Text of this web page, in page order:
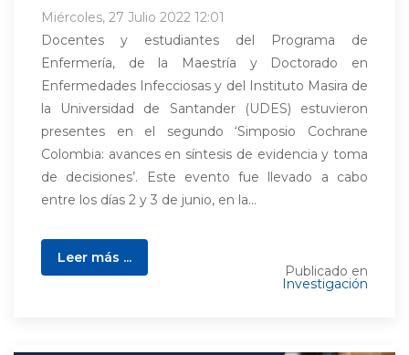
Miércoles, 27 Julio 2022 12:01
Docentes y estudiantes del Programa de
Enfermería, de la Maestría y Doctorado en
Enfermedades Infecciosas y del Instituto Masira de
la Universidad de Santander (UDES) estuvieron
presentes en el segundo ‘Simposio Cochrane
Colombia: avances en síntesis de evidencia y toma
de decisiones’. Este evento fue llevado a cabo
entre los días 2 y 3 de junio, en la...
Leer más ...
Publicado en
Investigación